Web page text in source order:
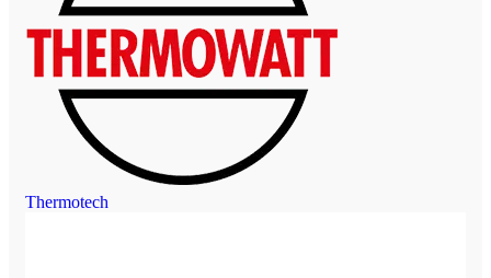
Thermotech